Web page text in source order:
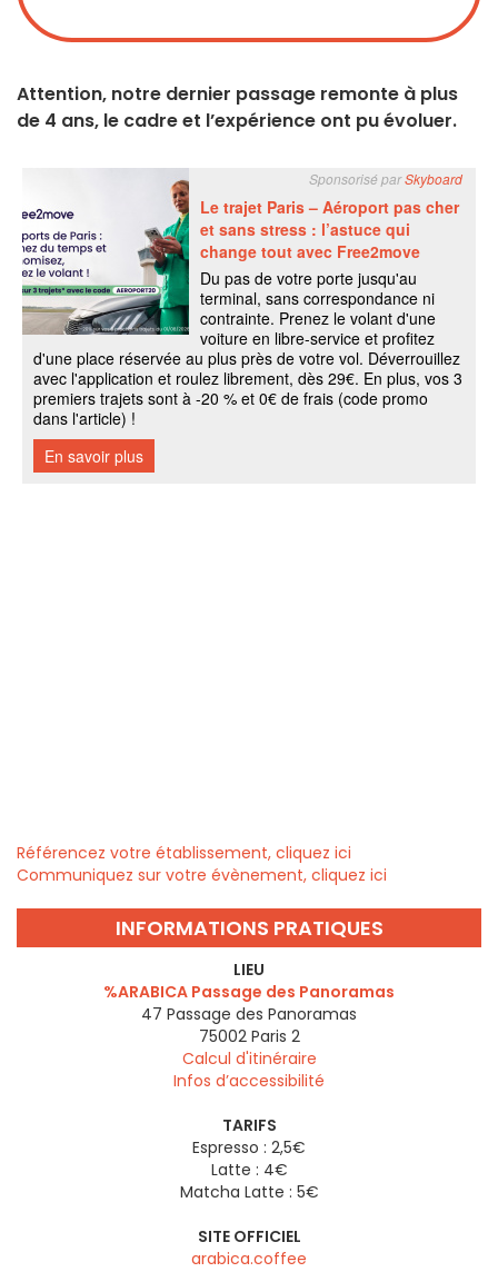
Attention, notre dernier passage remonte à plus
de 4 ans, le cadre et l’expérience ont pu évoluer.
Référencez votre établissement, cliquez ici
Communiquez sur votre évènement, cliquez ici
INFORMATIONS PRATIQUES
LIEU
%ARABICA Passage des Panoramas
47 Passage des Panoramas
75002 Paris 2
Calcul d'itinéraire
Infos d’accessibilité
TARIFS
Espresso : 2,5€
Latte : 4€
Matcha Latte : 5€
SITE OFFICIEL
arabica.coffee